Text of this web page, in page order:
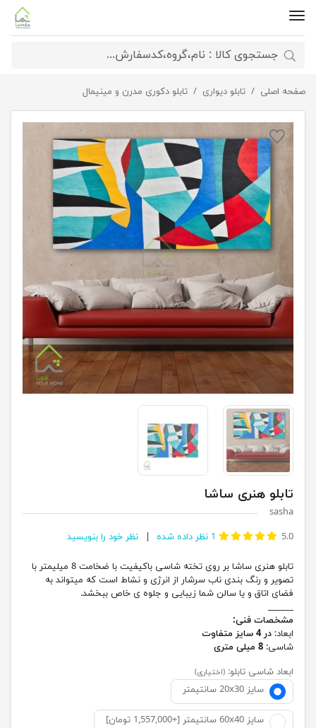
صفحه اصلی تابلو دیواری تابلو دکوری مدرن و مینیمال تابلو هنری ساشا
تابلو هنری ساشا
sasha
5.0
1 نظر داده شده نظر خود را بنویسید
تابلو هنری ساشا بر روی تخته شاسی باکیفیت با ضخامت 8 میلیمتر با
تصویر و رنگ بندی ناب سرشار از انرژی و نشاط است که میتواند به
فضای اتاق و یا سالن شما زیبایی و جلوه ی خاص ببخشد.
______
مشخصات فنی:
ابعاد: در 4 سایز متفاوت
شاسی: 8 میلی متری
ابعاد شاسی تابلو: (اختیاری)
سایز 20x30 سانتیمتر
سایز 60x40 سانتیمتر [+1,557,000 تومان]